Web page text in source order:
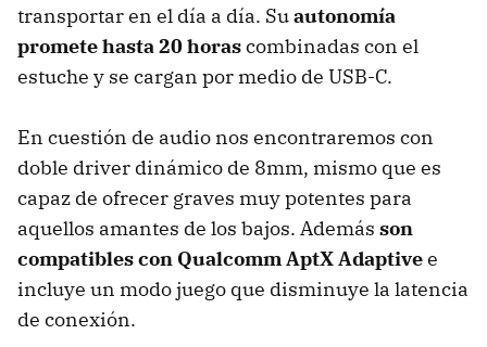
transportar en el día a día. Suautonomía
promete hasta 20 horascombinadas con el
estuche y se cargan por medio de USB-C.
En cuestión de audio nos encontraremos con
doble driver dinámico de 8mm, mismo que es
capaz de ofrecer graves muy potentes para
aquellos amantes de los bajos. Además son
compatibles con Qualcomm AptX Adaptivee
incluye un modo juego que disminuye la latencia
de conexión.